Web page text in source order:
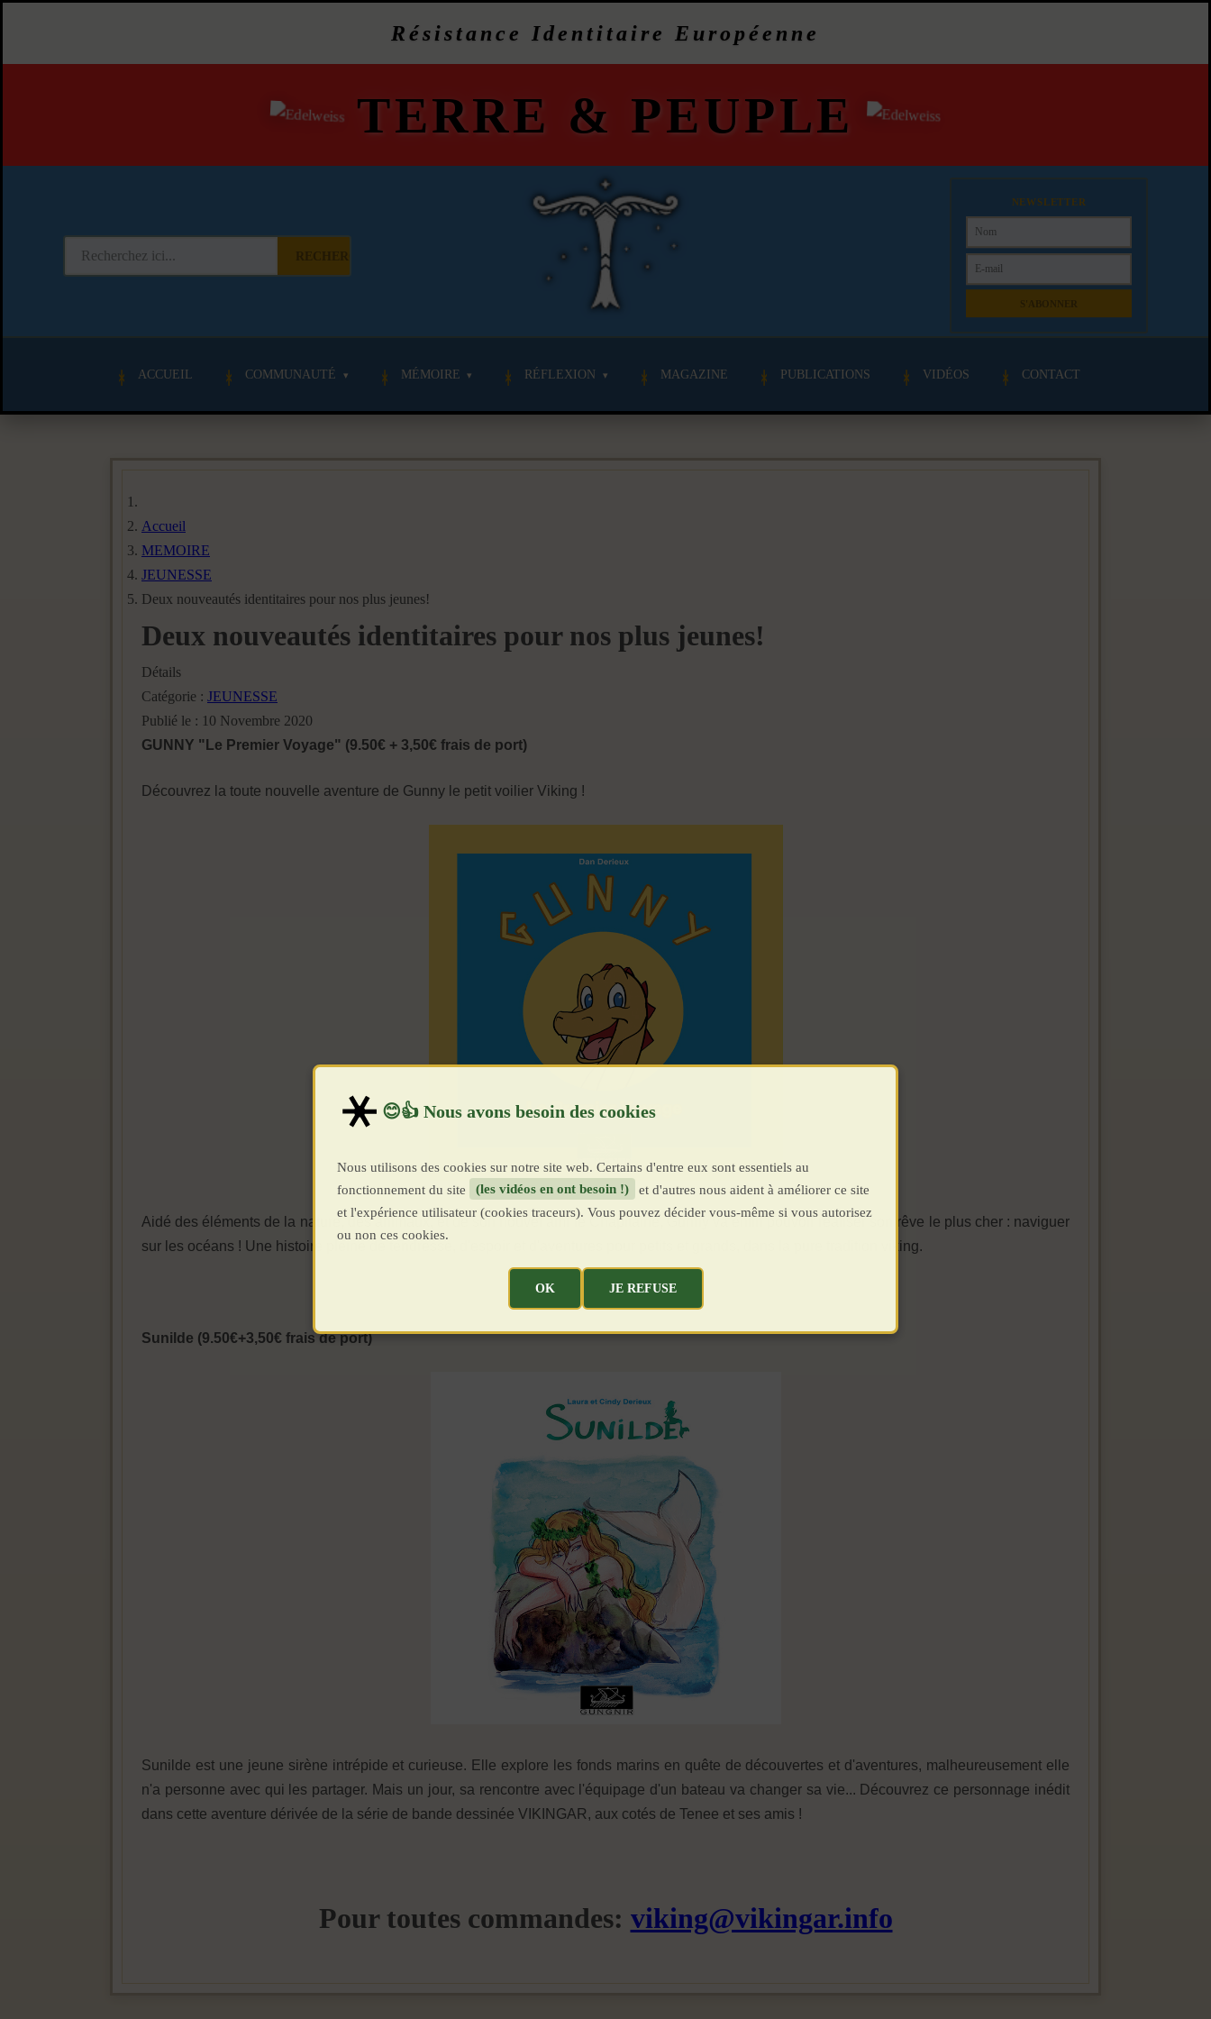
Résistance Identitaire Européenne
TERRE & PEUPLE
NEWSLETTER
ACCUEIL COMMUNAUTÉ MÉMOIRE RÉFLEXION MAGAZINE PUBLICATIONS VIDÉOS CONTACT
Accueil
MEMOIRE
JEUNESSE
Deux nouveautés identitaires pour nos plus jeunes!
Deux nouveautés identitaires pour nos plus jeunes!
Détails
Catégorie : JEUNESSE
Publié le : 10 Novembre 2020
GUNNY "Le Premier Voyage" (9.50€ + 3,50€ frais de port)
Découvrez la toute nouvelle aventure de Gunny le petit voilier Viking !
Aidé des éléments de la nature, des animaux, et de son nouvel ami le Chapitaine, Gunny va enfin pouvoir réaliser son rêve le plus cher : naviguer
sur les océans ! Une histoire pleine de tendresse, d'espoir et d'aventures pour petits et grands, dans la pure tradition viking.
Sunilde (9.50€+3,50€ frais de port)
Sunilde est une jeune sirène intrépide et curieuse. Elle explore les fonds marins en quête de découvertes et d'aventures, malheureusement elle
n'a personne avec qui les partager. Mais un jour, sa rencontre avec l'équipage d'un bateau va changer sa vie... Découvrez ce personnage inédit
dans cette aventure dérivée de la série de bande dessinée VIKINGAR, aux cotés de Tenee et ses amis !
Pour toutes commandes: viking@vikingar.info
Nous utilisons des cookies sur notre site web. Certains d'entre eux sont essentiels au
fonctionnement du site
(les vidéos en ont besoin !)
et d'autres nous aident à améliorer ce site
et l'expérience utilisateur (cookies traceurs). Vous pouvez décider vous-même si vous autorisez
ou non ces cookies.
OK JE REFUSE